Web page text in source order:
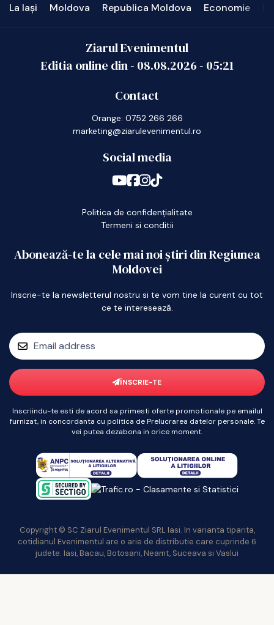
La Iași Moldova Republica Moldova Economie
Ziarul Evenimentul
Editia online din - 08.08.2026- 05:21
Contact
Orange: 0752 266 266
marketing@ziarulevenimentul.ro
Social media
Politica de confidențialitate
Termeni si conditii
Abonează-te la cele mai noi știri din Regiunea
Moldovei
Inscrie-te la newsletterul nostru si te vom tine la curent cu tot
ce te interesează.
ÎNSCRIE-TE
Inscriindu-te esti de acord sa primesti oferte promotionale pe emailul
furnizat, in concordanta cu politica de Prelucrarea datelor personale. Te
vei putea dezabona in orice moment.
Copyright © SC Ziarul Evenimentul SRL Iasi. In varianta tiparita,
cotidianul Evenimentul are o arie de distributie care cuprinde 6
judete: Iasi, Bacau, Botosani, Neamt, Suceava si Vaslui